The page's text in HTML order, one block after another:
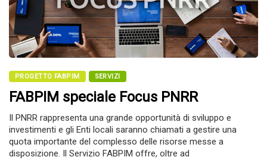
PROGETTO FABPIM SERVIZI
FABPIM speciale Focus PNRR
Il PNRR rappresenta una grande opportunità di sviluppo e
investimenti e gli Enti locali saranno chiamati a gestire una
quota importante del complesso delle risorse messe a
disposizione. Il Servizio FABPIM offre, oltre ad